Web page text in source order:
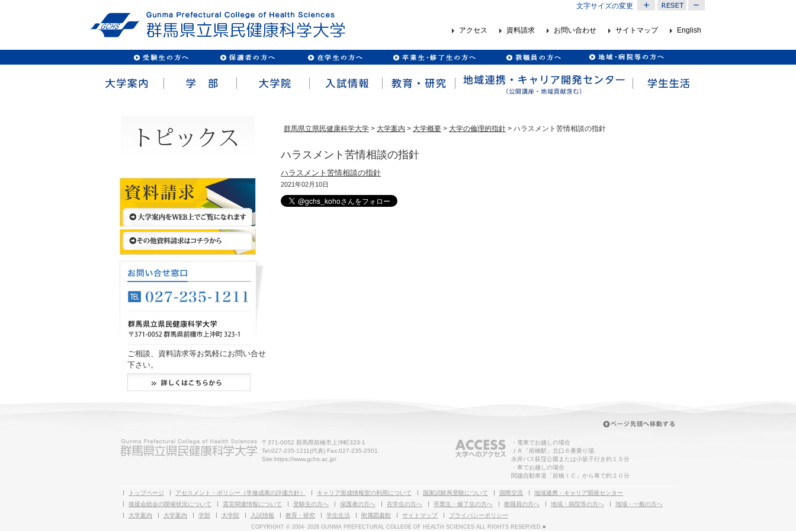
文字サイズの変更
アクセス 資料請求 お問い合わせ サイトマップ English
群馬県立県民健康科学大学 > 大学案内 > 大学概要 > 大学の倫理的指針 > ハラスメント苦情相談の指針
ハラスメント苦情相談の指針
ハラスメント苦情相談の指針
2021年02月10日
ご相談、資料請求等お気軽にお問い合せ
下さい。
〒371-0052 群馬県前橋市上沖町323-1
Tel:027-235-1211(代表) Fax:027-235-2501
Site:https://www.gchs.ac.jp/
・電車でお越しの場合
ＪＲ「前橋駅」北口６番乗り場、
永井バス荻窪公園または小坂子行き約１５分
・車でお越しの場合
関越自動車道「前橋ＩＣ」から車で約２０分
トップページ アセスメント・ポリシー（学修成果の評価方針） キャリア形成情報室の利用について 国家試験再受験について 国際交流
地域連携・キャリア開発センター
後援会総会の開催状況について
震災関連情報について 受験生の方へ 保護者の方へ 在学生の方へ 卒業生・修了生の方へ 教職員の方へ 地域・病院等の方へ
地域・一般の方へ
大学案内
大学案内 学部 大学院 入試情報 教育・研究 学生生活 附属図書館 サイトマップ プライバシーポリシー
COPYRIGHT © 2004- 2026 GUNMA PREFECTURAL COLLEGE OF HEALTH SCIENCES ALL RIGHTS RESERVED.■